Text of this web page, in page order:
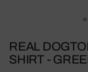
REAL
SHIRT -